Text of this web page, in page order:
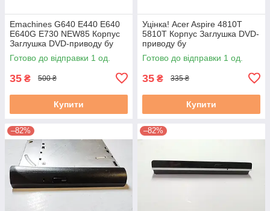
Emachines G640 E440 E640
E640G E730 NEW85 Корпус
Заглушка DVD-приводу бу
Готово до відправки 1 од.
35 ₴ 500 ₴
Купити
Уцінка! Acer Aspire 4810T
5810T Корпус Заглушка DVD-
приводу бу
Готово до відправки 1 од.
35 ₴ 335 ₴
Купити
–82% –82%